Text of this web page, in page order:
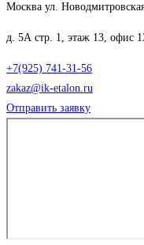
Москва ул.
д. 5А стр. 1, этаж 13, офис
+7(925) 741-31-56
zakaz@ik-etalon.ru
Отправить заявку